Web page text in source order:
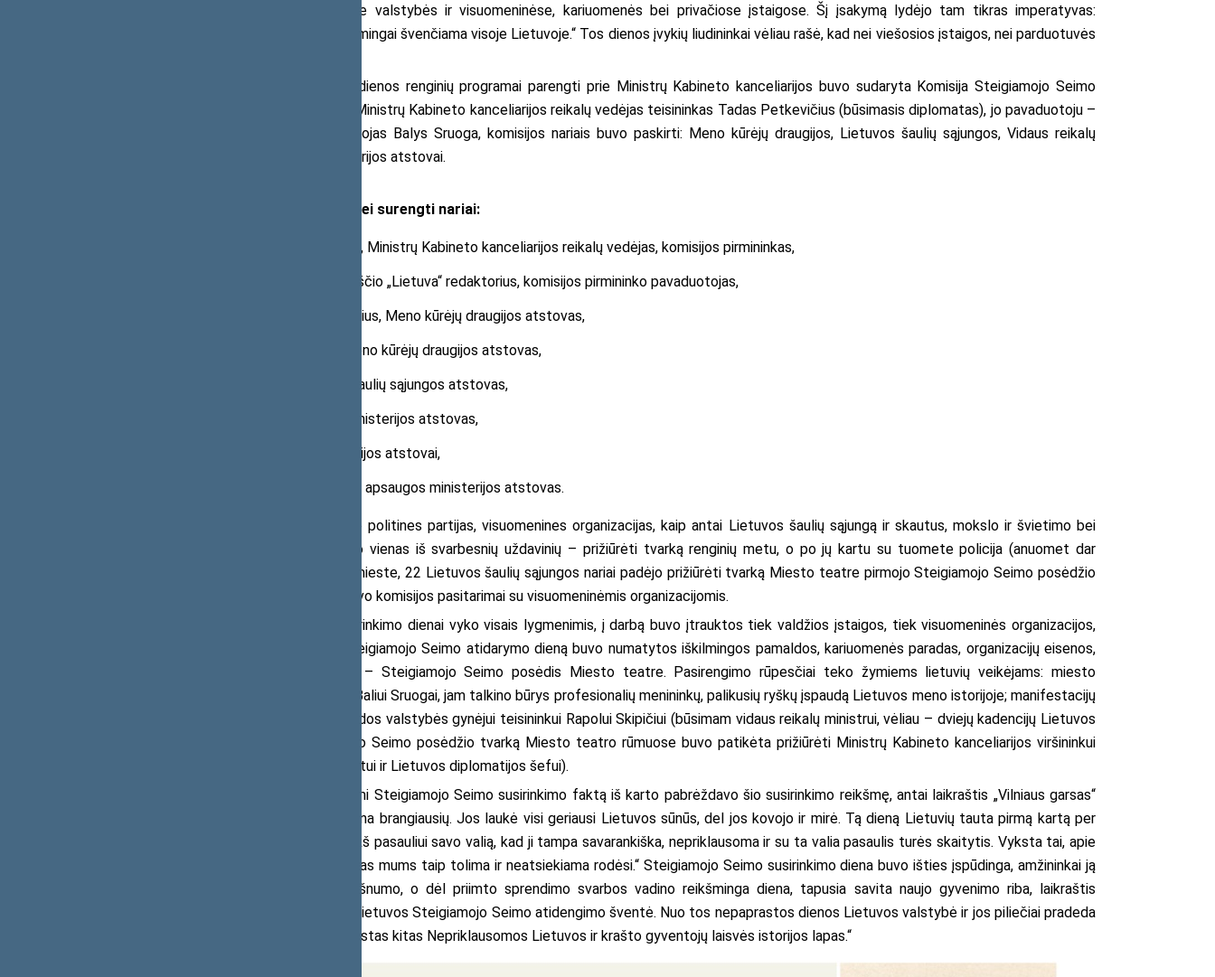
dieną paskelbti nedarbo diena visose valstybės ir visuomeninėse, kariuomenės bei privačiose įstaigose. Šį įsakymą lydėjo tam tikras imperatyvas:
„(Gegužės mėn. 15 d.) privalo būti iškilmingai švenčiama visoje Lietuvoje.“ Tos dienos įvykių liudininkai vėliau rašė, kad nei viešosios įstaigos, nei parduotuvės
Šventiškai nuotaikai užtikrinti ir šios dienos renginių programai parengti prie Ministrų Kabineto kanceliarijos buvo sudaryta Komisija Steigiamojo Seimo
šventei surengti. Jos pirmininku tapo Ministrų Kabineto kanceliarijos reikalų vedėjas teisininkas Tadas Petkevičius (būsimasis diplomatas), jo pavaduotoju –
dienraščio „Lietuva“ redaktorius rašytojas Balys Sruoga, komisijos nariais buvo paskirti: Meno kūrėjų draugijos, Lietuvos šaulių sąjungos, Vidaus reikalų
ministerijos ir Krašto apsaugos ministerijos atstovai.
Komisijos Steigiamojo Seimo šventei surengti nariai:
Tadas PETKEVIČIUS, teisininkas, Ministrų Kabineto kanceliarijos reikalų vedėjas, komisijos pirmininkas,
Balys SRUOGA, rašytojas, dienraščio „Lietuva“ redaktorius, komisijos pirmininko pavaduotojas,
Antanas SUTKUS, teatro režisierius, Meno kūrėjų draugijos atstovas,
Vilius JOMANTAS, tapytojas, Meno kūrėjų draugijos atstovas,
Vladas PUTVINSKIS, Lietuvos šaulių sąjungos atstovas,
Petras KERPĖ, Vidaus reikalų ministerijos atstovas,
MORKUS, Vidaus reikalų ministerijos atstovai,
Vladas BRAZIULEVIČIUS, Krašto apsaugos ministerijos atstovas.
Šventei organizuoti komisija pasitelkė politines partijas, visuomenines organizacijas, kaip antai Lietuvos šaulių sąjungą ir skautus, mokslo ir švietimo bei
kultūros įstaigas. Šaulių sąjungai teko vienas iš svarbesnių uždavinių – prižiūrėti tvarką renginių metu, o po jų kartu su tuomete policija (anuomet dar
tebevadinta milicija) užtikrinti tvarką mieste, 22 Lietuvos šaulių sąjungos nariai padėjo prižiūrėti tvarką Miesto teatre pirmojo Steigiamojo Seimo posėdžio
metu. Šaulių sąjungos būstinėje vykdavo komisijos pasitarimai su visuomeninėmis organizacijomis.
Pasirengimas Steigiamojo Seimo susirinkimo dienai vyko visais lygmenimis, į darbą buvo įtrauktos tiek valdžios įstaigos, tiek visuomeninės organizacijos,
neliko abejingi ir Kauno gyventojai. Steigiamojo Seimo atidarymo dieną buvo numatytos iškilmingos pamaldos, kariuomenės paradas, organizacijų eisenos,
ąžuoliukų sodinimas ir – svarbiausia – Steigiamojo Seimo posėdis Miesto teatre. Pasirengimo rūpesčiai teko žymiems lietuvių veikėjams: miesto
papuošimas buvo patikėtas rašytojui Baliui Sruogai, jam talkino būrys profesionalių menininkų, palikusių ryškų įspaudą Lietuvos meno istorijoje; manifestacijų
ir ąžuoliukų sodinimas – Kauno apygardos valstybės gynėjui teisininkui Rapolui Skipičiui (būsimam vidaus reikalų ministrui, vėliau – dviejų kadencijų Lietuvos
Respublikos Seimo nariui); Steigiamojo Seimo posėdžio tvarką Miesto teatro rūmuose buvo patikėta prižiūrėti Ministrų Kabineto kanceliarijos viršininkui
Stasiui Lozoraičiui (būsimajam diplomatui ir Lietuvos diplomatijos šefui).
Tų dienų spaudos leidiniai anonsuodami Steigiamojo Seimo susirinkimo faktą iš karto pabrėždavo šio susirinkimo reikšmę, antai laikraštis „Vilniaus garsas“
rašė: „Arti ta diena, kuri bus mums viena brangiausių. Jos laukė visi geriausi Lietuvos sūnūs, del jos kovojo ir mirė. Tą dieną Lietuvių tauta pirmą kartą per
teisėtai išrinktus savo atstovus pareikš pasauliui savo valią, kad ji tampa savarankiška, nepriklausoma ir su ta valia pasaulis turės skaitytis. Vyksta tai, apie
ką mes nesenai ir svajoti nedrįsome, kas mums taip tolima ir neatsiekiama rodėsi.“ Steigiamojo Seimo susirinkimo diena buvo išties įspūdinga, amžininkai ją
ne dėl šventės iškilmingumo ar puošnumo, o dėl priimto sprendimo svarbos vadino reikšminga diena, tapusia savita naujo gyvenimo riba, laikraštis
„Darbininkas“ rašė: „Gegužės m. 15 d. Lietuvos Steigiamojo Seimo atidengimo šventė. Nuo tos nepaprastos dienos Lietuvos valstybė ir jos piliečiai pradeda
naujį gyvenimą. Gegužės m. 15 d. atverstas kitas Nepriklausomos Lietuvos ir krašto gyventojų laisvės istorijos lapas.“